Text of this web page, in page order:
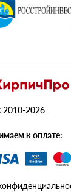
2010-2026
к оплате: